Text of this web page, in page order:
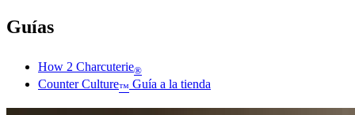
Guías
How 2 Charcuterie®
Counter Culture™ Guía a la tienda